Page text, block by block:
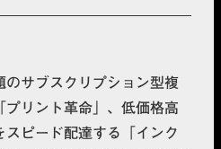
のサブスクリプション型複
リント革命」、低価格高
スピード配達する「インク